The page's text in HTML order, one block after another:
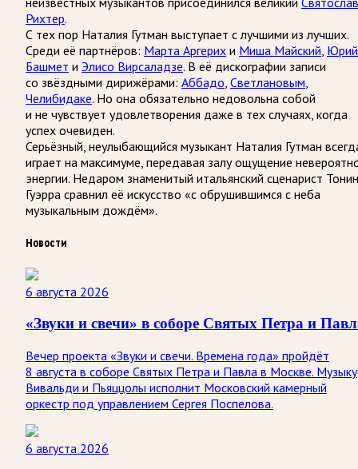
Рихтер.
С тех пор Наталия Гутман выступает с лучшими из лучших.
Среди её партнёров: Марта Аргерих и Миша Майский Юрий
Башмет и Элисо Вирсаладзе. В её дискографии записи
со звёздными дирижёрами: Аббадо Светлановым
Челибидаке. Но она обязательно недовольна собой
и не чувствует удовлетворения даже в тех случаях, когда
успех очевиден.
Серьёзный, неулыбающийся музыкант Наталия Гутман
играет на максимуме, передавая залу ощущение
энергии. Недаром знаменитый итальянский сценарист
Гуэрра сравнил её искусство «с обрушившимся с неба
музыкальным дождём».
Новости
6 августа 2026
«Звуки и свечи» в соборе Святых Петра и
Вечер проекта «Звуки и свечи. Времена года» пройдёт
8 августа в соборе Святых Петра и Павла в Москве. Музыку
Вивальди и Пьяццолы исполнит Московский камерный
оркестр под управлением Сергея Поспелова.
6 августа 2026